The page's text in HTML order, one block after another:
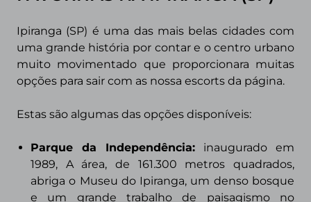
Ipiranga (SP) é uma das mais belas cidades com
uma grande história por contar e o centro urbano
muito movimentado que proporcionara muitas
opções para sair com as nossa escorts da página.
Estas são algumas das opções disponíveis:
Parque da Independência: inaugurado em
1989, A área, de 161.300 metros quadrados,
abriga o Museu do Ipiranga, um denso bosque
e um grande trabalho de paisagismo no